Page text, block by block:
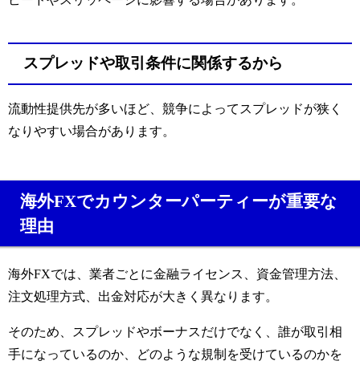
スプレッドや取引条件に関係するから
流動性提供先が多いほど、競争によってスプレッドが狭く
なりやすい場合があります。
海外FXでカウンターパーティーが重要な
理由
海外FXでは、業者ごとに金融ライセンス、資金管理方法、
注文処理方式、出金対応が大きく異なります。
そのため、スプレッドやボーナスだけでなく、誰が取引相
手になっているのか、どのような規制を受けているのかを